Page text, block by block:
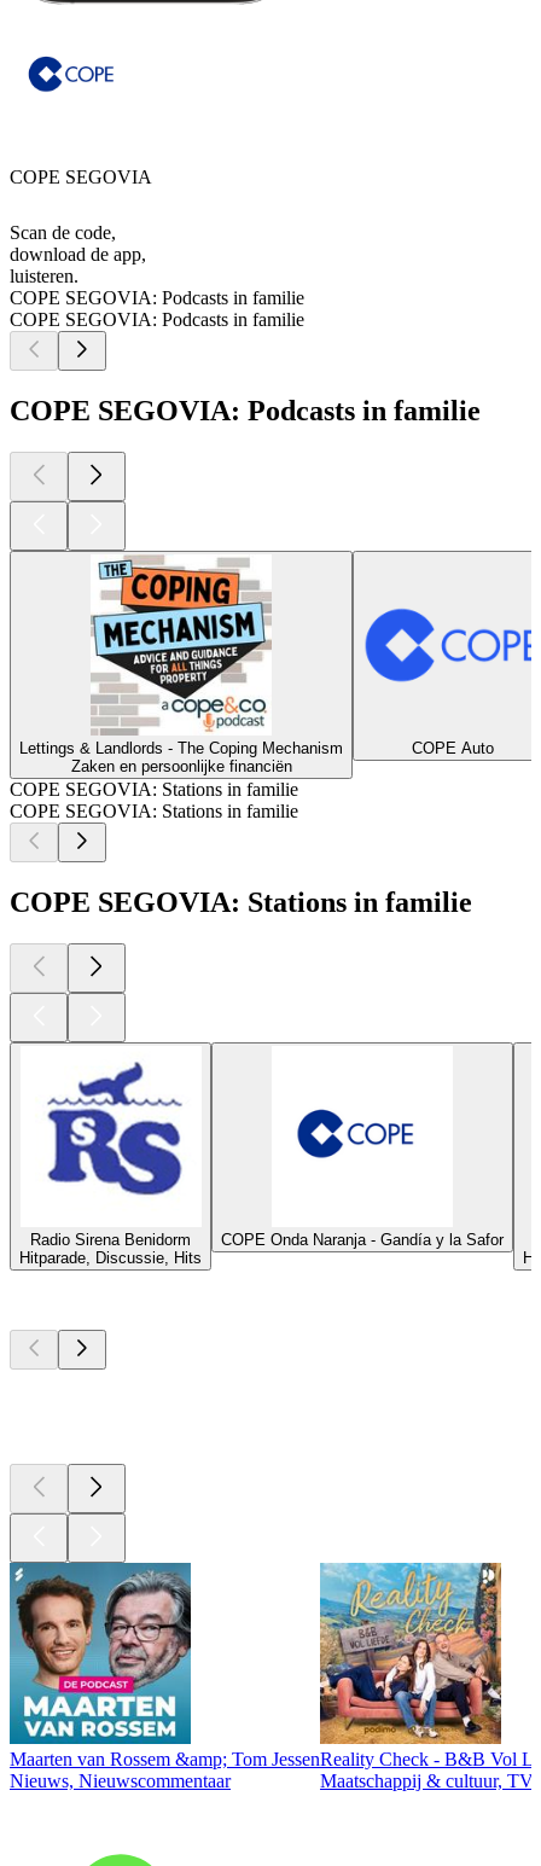
COPE SEGOVIA
Scan de code,
download de app,
luisteren.
COPE SEGOVIA: Podcasts in familie
COPE SEGOVIA: Podcasts in familie
COPE SEGOVIA: Podcasts in familie
Lettings & Landlords - The Coping Mechanism
Zaken en persoonlijke financiën
COPE Auto
COPE SEGOVIA: Stations in familie
COPE SEGOVIA: Stations in familie
COPE SEGOVIA: Stations in familie
Radio Sirena Benidorm
Hitparade, Discussie, Hits
COPE Onda Naranja - Gandía y la Safor
Maarten van Rossem &amp; Tom Jessen
Nieuws, Nieuwscommentaar
Reality Check - B&B Vol
Maatschappij & cultuur,